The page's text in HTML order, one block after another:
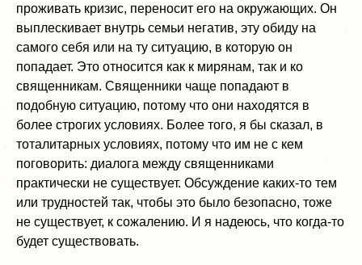
проживать кризис, переносит его на окружающих. Он
выплескивает внутрь семьи негатив, эту обиду на
самого себя или на ту ситуацию, в которую он
попадает. Это относится как к мирянам, так и ко
священникам. Священники чаще попадают в
подобную ситуацию, потому что они находятся в
более строгих условиях. Более того, я бы сказал, в
тоталитарных условиях, потому что им не с кем
поговорить: диалога между священниками
практически не существует. Обсуждение каких-то тем
или трудностей так, чтобы это было безопасно, тоже
не существует, к сожалению. И я надеюсь, что когда-то
будет существовать.